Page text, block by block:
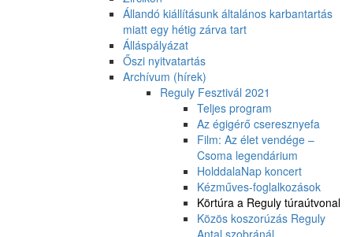
Állandó kiállításunk általános karbantartás
miatt egy hétig zárva tart
Álláspályázat
Őszi nyitvatartás
Archívum (hírek)
Reguly Fesztivál 2021
Teljes program
Az égigérő cseresznyefa
Film: Az élet vendége –
Csoma legendárium
HolddalaNap koncert
Kézműves-foglalkozások
Körtúra a Reguly túraútvonal
Közös koszorúzás Reguly